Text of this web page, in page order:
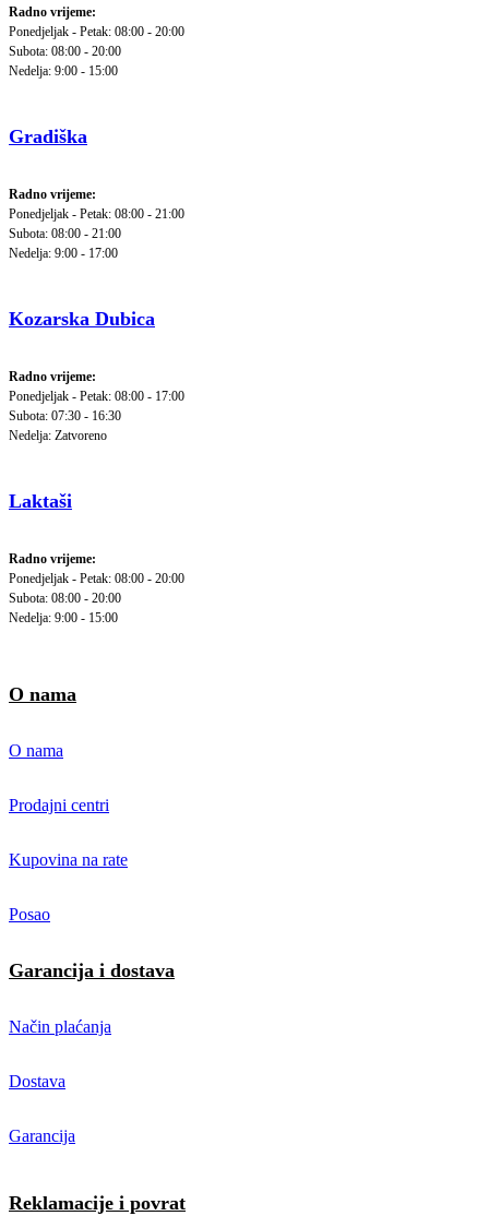
Radno vrijeme:
Ponedjeljak - Petak: 08:00 - 20:00
Subota: 08:00 - 20:00
Nedelja: 9:00 - 15:00
Gradiška
Radno vrijeme:
Ponedjeljak - Petak: 08:00 - 21:00
Subota: 08:00 - 21:00
Nedelja: 9:00 - 17:00
Kozarska Dubica
Radno vrijeme:
Ponedjeljak - Petak: 08:00 - 17:00
Subota: 07:30 - 16:30
Nedelja: Zatvoreno
Laktaši
Radno vrijeme:
Ponedjeljak - Petak: 08:00 - 20:00
Subota: 08:00 - 20:00
Nedelja: 9:00 - 15:00
O nama
O nama
Prodajni centri
Kupovina na rate
Posao
Garancija i dostava
Način plaćanja
Dostava
Garancija
Reklamacije i povrat